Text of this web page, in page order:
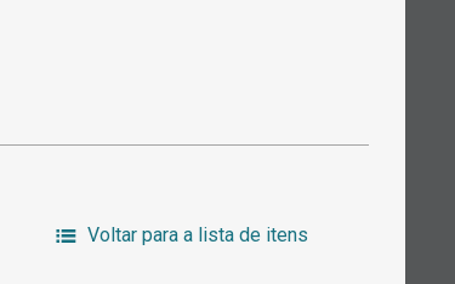
Voltar para a lista de itens